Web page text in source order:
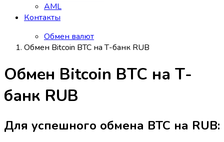
AML
Контакты
Обмен валют
Обмен Bitcoin BTC на Т-банк RUB
Обмен Bitcoin BTC на Т-
банк RUB
Для успешного обмена BTC на RUB: